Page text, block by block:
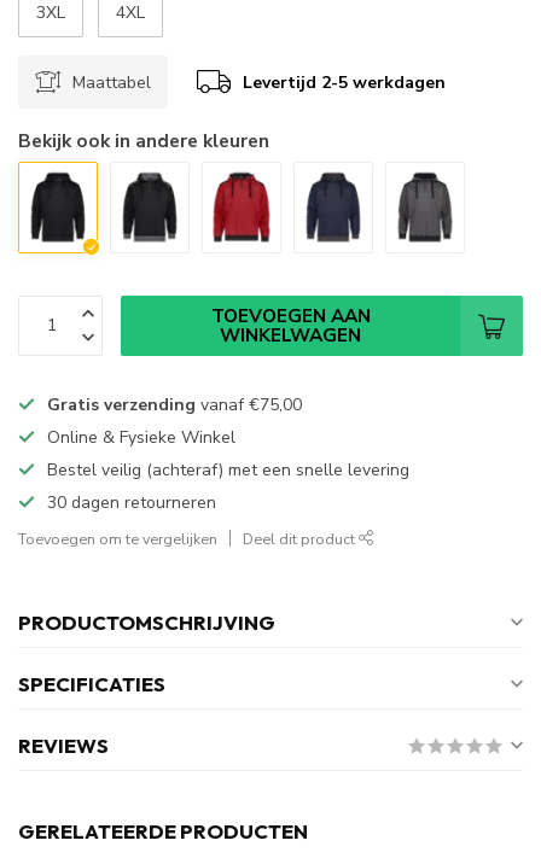
3XL 4XL
Maattabel Levertijd 2-5 werkdagen
Bekijk ook in andere kleuren
TOEVOEGEN AAN
WINKELWAGEN
Gratis verzending vanaf€75,00
Online & Fysieke Winkel
Bestel veilig (achteraf) met een snelle levering
30 dagen retourneren
Toevoegen om te vergelijken Deel dit product
PRODUCTOMSCHRIJVING
SPECIFICATIES
REVIEWS
GERELATEERDE PRODUCTEN